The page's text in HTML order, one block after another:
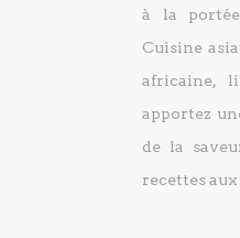
à la
Cuisine
africaine,
apportez
de la
recettes